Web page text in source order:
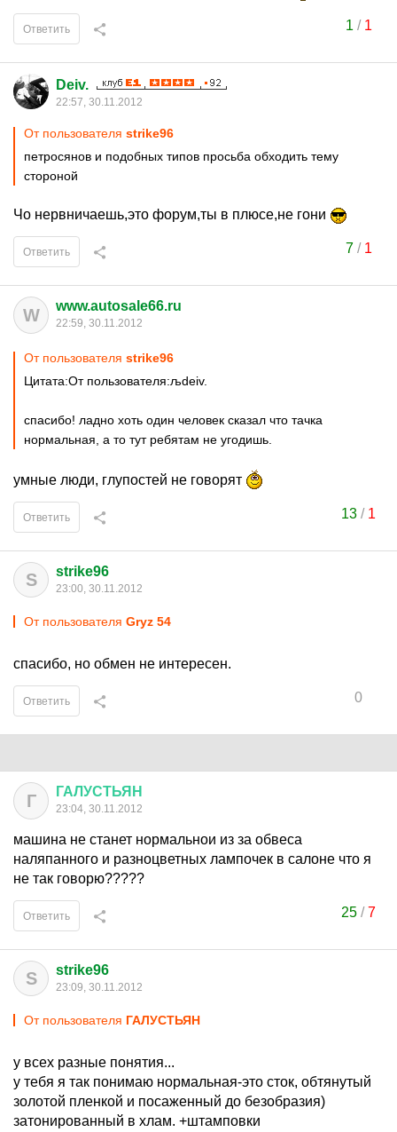
1 / 1
Ответить
Deiv.
22:57, 30.11.2012
От пользователя strike96
петросянов и подобных типов просьба обходить тему
стороной
Чо нервничаешь,это форум,ты в плюсе,не гони
7/ 1
Ответить
W www.autosale66.ru
22:59, 30.11.2012
От пользователя strike96
Цитата:От пользователя:љdeiv.
спасибо! ладно хоть один человек сказал что тачка
нормальная, а то тут ребятам не угодишь.
умные люди, глупостей не говорят
13 / 1
Ответить
S strike96
23:00, 30.11.2012
От пользователя Gryz 54
спасибо, но обмен не интересен.
0
Ответить
Г ГАЛУСТЬЯН
23:04, 30.11.2012
машина не станет нормальнои из за обвеса
наляпанного и разноцветных лампочек в салоне что я
не так говорю?????
25 /7
Ответить
S strike96
23:09, 30.11.2012
От пользователя ГАЛУСТЬЯН
у всех разные понятия...
у тебя я так понимаю нормальная-это сток, обтянутый
золотой пленкой и посаженный до безобразия)
затонированный в хлам. +штамповки